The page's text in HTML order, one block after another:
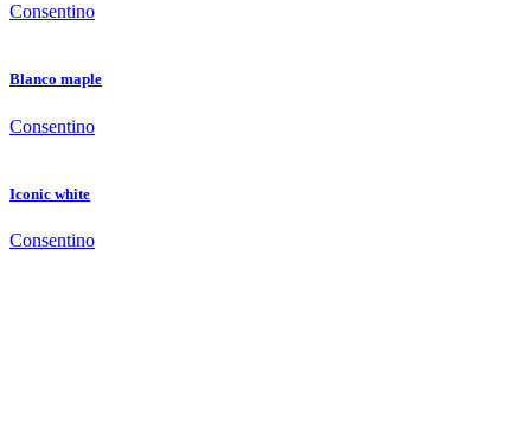
Consentino
Blanco maple
Consentino
Iconic white
Consentino